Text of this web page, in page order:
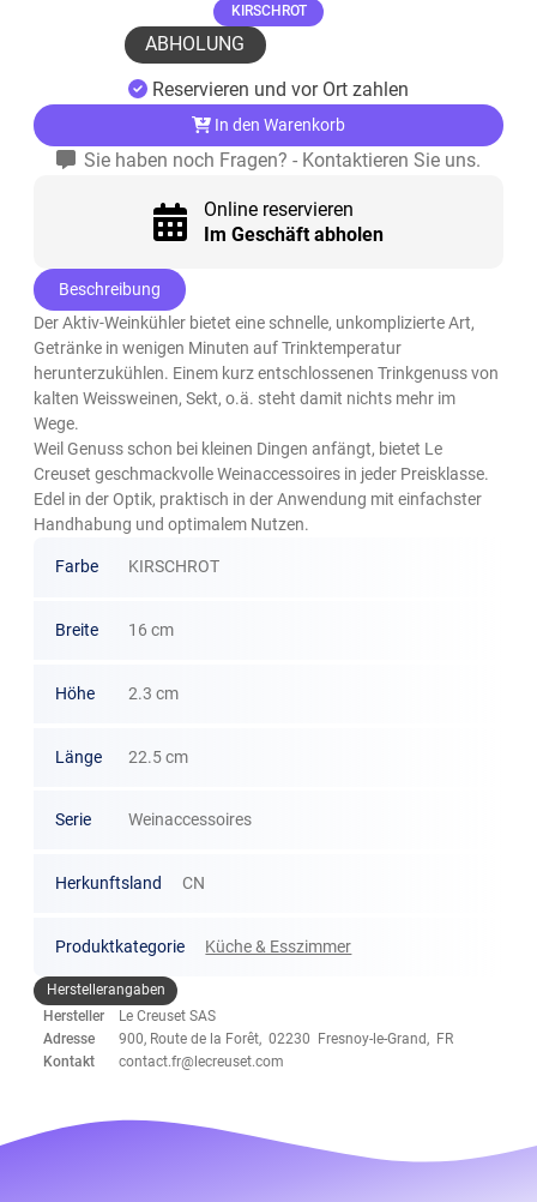
KIRSCHROT(ausgewählt)
ABHOLUNG
Reservieren und vor Ort zahlen
In den Warenkorb
Sie haben noch Fragen? - Kontaktieren Sie uns.
Online reservieren
Im Geschäft abholen
Beschreibung
Der Aktiv-Weinkühler bietet eine schnelle, unkomplizierte Art,
Getränke in wenigen Minuten auf Trinktemperatur
herunterzukühlen. Einem kurz entschlossenen Trinkgenuss von
kalten Weissweinen, Sekt, o.ä. steht damit nichts mehr im
Wege.
Weil Genuss schon bei kleinen Dingen anfängt, bietet Le
Creuset geschmackvolle Weinaccessoires in jeder Preisklasse.
Edel in der Optik, praktisch in der Anwendung mit einfachster
Handhabung und optimalem Nutzen.
Farbe KIRSCHROT
Breite 16 cm
Höhe 2.3 cm
Länge 22.5 cm
Serie Weinaccessoires
Herkunftsland CN
Produktkategorie Küche & Esszimmer
Herstellerangaben
Hersteller
Le Creuset SAS
Adresse
900, Route de la Forêt, 02230 Fresnoy-le-Grand, FR
Kontakt
contact.fr@lecreuset.com